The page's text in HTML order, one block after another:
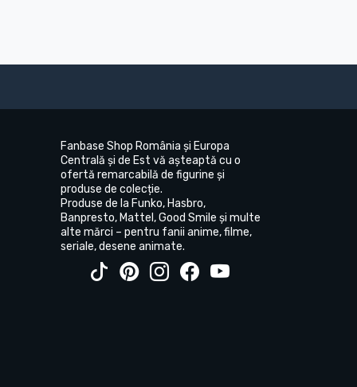
Fanbase Shop România și Europa
Centrală și de Est vă așteaptă cu o
ofertă remarcabilă de figurine și
produse de colecție.
Produse de la Funko, Hasbro,
Banpresto, Mattel, Good Smile și multe
alte mărci – pentru fanii anime, filme,
seriale, desene animate.